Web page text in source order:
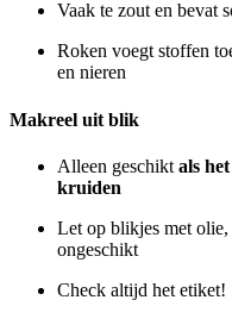
Vaak te zout en bevat
Roken voegt stoffen
en nieren
Makreel uit blik
Alleen geschikt als
kruiden
Let op blikjes met olie,
ongeschikt
Check altijd het etiket!